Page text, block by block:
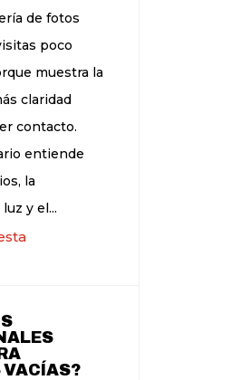
de fotos
poco
muestra la
claridad
contacto.
entiende
la
y el...
VACÍAS?